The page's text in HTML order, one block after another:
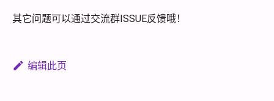
其它问题可以通过交流群ISSUE反馈哦！
编辑此页